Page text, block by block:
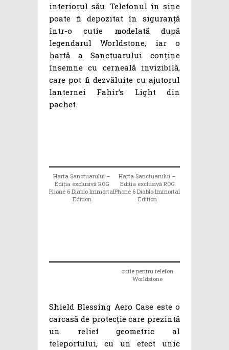
interiorul său. Telefonul în sine
poate fi depozitat în siguranță
într-o cutie modelată după
legendarul Worldstone, iar o
hartă a Sanctuarului conține
însemne cu cerneală invizibilă,
care pot fi dezvăluite cu ajutorul
lanternei Fahir’s Light din
pachet.
Harta Sanctuarului –
Ediția exclusivă ROG
Phone 6 Diablo Immortal
Edition
Harta Sanctuarului –
Ediția exclusivă ROG
Phone 6 Diablo Immortal
Edition
cutie pentru telefon
Worldstone
Shield Blessing Aero Case este o
carcasă de protecție care prezintă
un relief geometric al
teleportului, cu un efect unic